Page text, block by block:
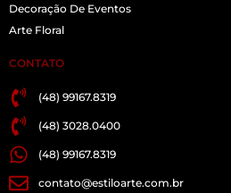
Decoração De Eventos
Arte Floral
CONTATO
(48) 99167.8319
(48) 3028.0400
(48) 99167.8319
contato@estiloarte.com.br